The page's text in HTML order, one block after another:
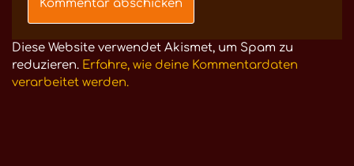
Diese Website verwendet Akismet, um Spam zu
reduzieren. Erfahre, wie deine Kommentardaten
verarbeitet werden.